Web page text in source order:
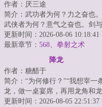
作者：厌三途
简介：武功者为何？力之奋也。
武侠者为何？意气之奋也。剑与
歌谱写的武侠梦，血与肉铸就的
江湖路，在常人...
更新时间：2026-08-06 10:18:41
最新章节： 568、拳射之术
降龙
作者：糖醋于
简介：“为何修行？”“我想宰一
龙，做一桌宴席，再用龙角和龙
筋做一把弹弓。”王慎认真道。欲
更新时间：2026-08-05 22:51:37